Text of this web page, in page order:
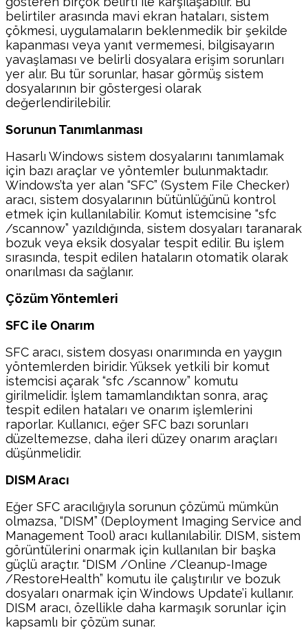
belirtiler arasında mavi ekran hataları, sistem
çökmesi, uygulamaların beklenmedik bir şekilde
kapanması veya yanıt vermemesi, bilgisayarın
yavaşlaması ve belirli dosyalara erişim sorunları
yer alır. Bu tür sorunlar, hasar görmüş sistem
dosyalarının bir göstergesi olarak
değerlendirilebilir.
Sorunun Tanımlanması
Hasarlı Windows sistem dosyalarını tanımlamak
için bazı araçlar ve yöntemler bulunmaktadır.
Windows’ta yer alan “SFC” (System File Checker)
aracı, sistem dosyalarının bütünlüğünü kontrol
etmek için kullanılabilir. Komut istemcisine “sfc
/scannow” yazıldığında, sistem dosyaları taranarak
bozuk veya eksik dosyalar tespit edilir. Bu işlem
sırasında, tespit edilen hataların otomatik olarak
onarılması da sağlanır.
Çözüm Yöntemleri
SFC ile Onarım
SFC aracı, sistem dosyası onarımında en yaygın
yöntemlerden biridir. Yüksek yetkili bir komut
istemcisi açarak “sfc /scannow” komutu
girilmelidir. İşlem tamamlandıktan sonra, araç
tespit edilen hataları ve onarım işlemlerini
raporlar. Kullanıcı, eğer SFC bazı sorunları
düzeltemezse, daha ileri düzey onarım araçları
düşünmelidir.
DISM Aracı
Eğer SFC aracılığıyla sorunun çözümü mümkün
olmazsa, “DISM” (Deployment Imaging Service and
Management Tool) aracı kullanılabilir. DISM, sistem
görüntülerini onarmak için kullanılan bir başka
güçlü araçtır. “DISM /Online /Cleanup-Image
/RestoreHealth” komutu ile çalıştırılır ve bozuk
dosyaları onarmak için Windows Update’i kullanır.
DISM aracı, özellikle daha karmaşık sorunlar için
kapsamlı bir çözüm sunar.